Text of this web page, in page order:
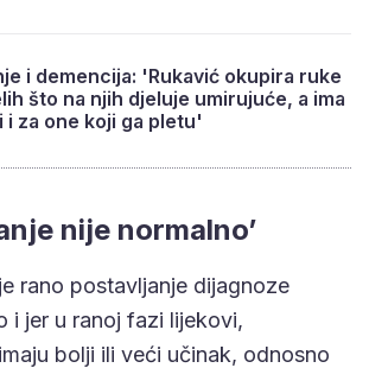
i demencija: 'Rukavić okupira ruke
što na njih djeluje umirujuće, a ima
i za one koji ga pletu'
nije normalno’
rano postavljanje dijagnoze
i jer u ranoj fazi lijekovi,
bolji ili veći učinak, odnosno